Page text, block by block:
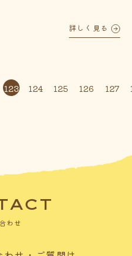
詳しく見る
123 124 125 126 127
わせ